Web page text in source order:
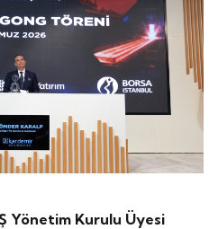
Yönetim Kurulu Üyesi